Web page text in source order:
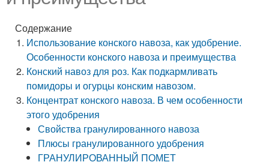
Содержание
Использование конского навоза, как удобрение.
Особенности конского навоза и преимущества
Конский навоз для роз. Как подкармливать
помидоры и огурцы конским навозом.
Концентрат конского навоза. В чем особенности
этого удобрения
Свойства гранулированного навоза
Плюсы гранулированного удобрения
ГРАНУЛИРОВАННЫЙ ПОМЕТ